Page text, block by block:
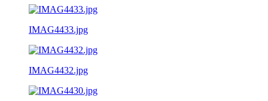
IMAG4433.jpg
IMAG4432.jpg